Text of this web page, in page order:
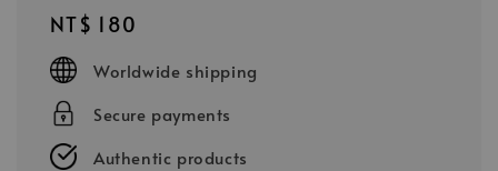
Regular
price
NT$ 180
Worldwide shipping
Secure payments
Authentic products